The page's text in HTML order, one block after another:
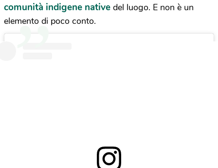
comunità indigene native del luogo. E non è un
elemento di poco conto.